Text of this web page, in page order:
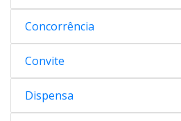
Concorrência
Convite
Dispensa